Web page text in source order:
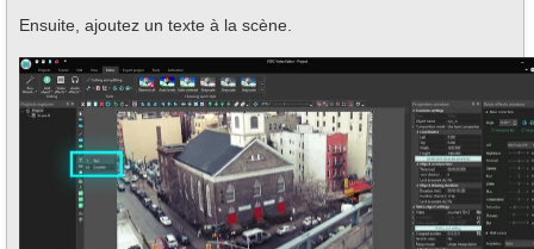
Ensuite, ajoutez un texte à la scène.